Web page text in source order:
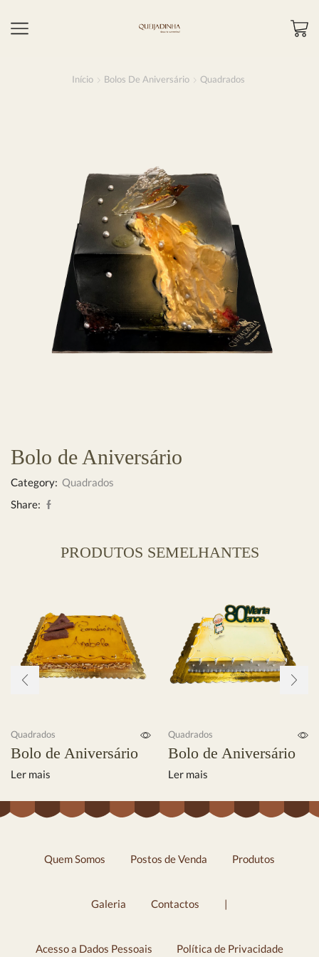
Início Bolos De Aniversário Quadrados
Bolo de Aniversário
Category: Quadrados
Share:
PRODUTOS SEMELHANTES
Quadrados
Bolo de Aniversário
Ler mais
Quadrados
Bolo de Aniversário
Ler mais
Quem Somos Postos de Venda Produtos
Galeria Contactos |
Acesso a Dados Pessoais Política de Privacidade